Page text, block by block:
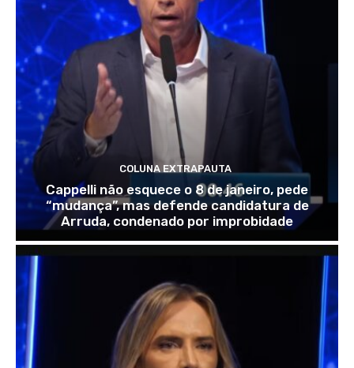
COLUNA EXTRAPAUTA
Cappelli não esquece o 8 de janeiro, pede
“mudança”, mas defende candidatura de
Arruda, condenado por improbidade